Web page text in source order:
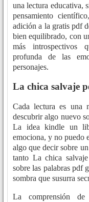
una lectura educativa,
pensamiento
adición a la gratis pdf
bien equilibrado, con
más introspectivos
profunda de las
personajes.
La chica salvaje
Cada lectura es una
descubrir algo nuevo
La idea kindle un
emociona, y no puedo
algo que decir sobre
tanto La chica
sobre las palabras pdf
sombra que susurra
La comprensión